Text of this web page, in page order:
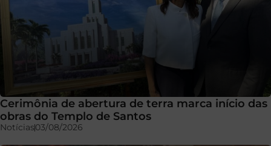
Cerimônia de abertura de terra marca início das
obras do Templo de Santos
Notícias03/08/2026